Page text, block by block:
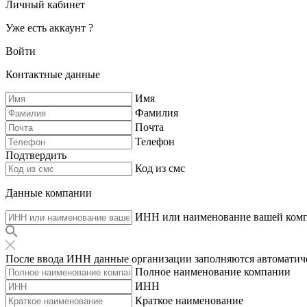
Личный кабинет
Уже есть аккаунт ?
Войти
Контактные данные
Имя
Фамилия
Почта
Телефон
Подтвердить
Код из смс
Данные компании
ИНН или наименование вашей
После ввода ИНН данные организации заполняются
Полное наименование компании
ИНН
Краткое наименование